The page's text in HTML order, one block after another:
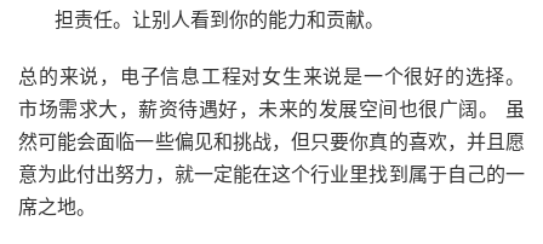
担责任。让别人看到你的能力和贡献。
总的来说，电子信息工程对女生来说是一个很好的选择。
市场需求大，薪资待遇好，未来的发展空间也很广阔。 虽
然可能会面临一些偏见和挑战，但只要你真的喜欢，并且愿
意为此付出努力，就一定能在这个行业里找到属于自己的一
席之地。